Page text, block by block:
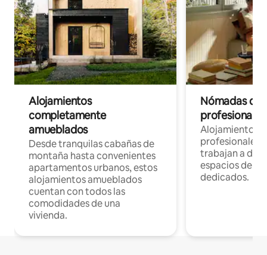
Alojamientos
completamente
amueblados
Desde tranquilas cabañas de
montaña hasta convenientes
apartamentos urbanos, estos
alojamientos amueblados
cuentan con todos las
comodidades de una
vivienda.
Nómadas
Alojamientos
profesionales
trabajan a
espacios de
dedicados.